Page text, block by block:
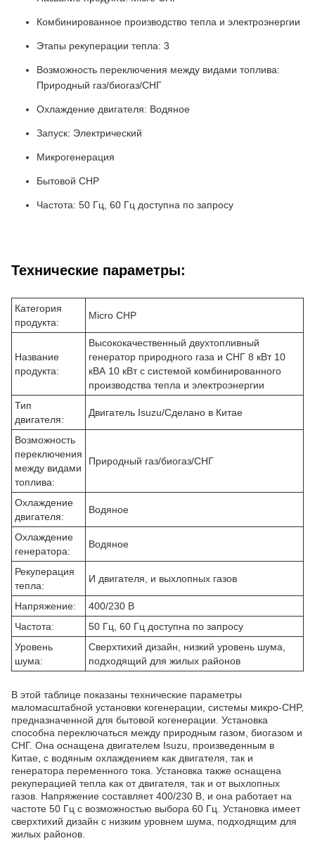
Комбинированное производство тепла и электроэнергии
Этапы рекуперации тепла: 3
Возможность переключения между видами топлива:
Природный газ/биогаз/СНГ
Охлаждение двигателя: Водяное
Запуск: Электрический
Микрогенерация
Бытовой CHP
Частота: 50 Гц, 60 Гц доступна по запросу
Технические параметры:
Категория
продукта:
Micro CHP
Название
продукта:
Высококачественный двухтопливный
генератор природного газа и СНГ 8 кВт 10
кВА 10 кВт с системой комбинированного
производства тепла и электроэнергии
Тип
двигателя:
Двигатель Isuzu/Сделано в Китае
Возможность
переключения
между видами
топлива:
Природный газ/биогаз/СНГ
Охлаждение
двигателя:
Водяное
Охлаждение
генератора:
Водяное
Рекуперация
тепла:
И двигателя, и выхлопных газов
Напряжение:
400/230 В
Частота:
50 Гц, 60 Гц доступна по запросу
Уровень
шума:
Сверхтихий дизайн, низкий уровень шума,
подходящий для жилых районов
В этой таблице показаны технические параметры
маломасштабной установки когенерации, системы микро-CHP,
предназначенной для бытовой когенерации. Установка
способна переключаться между природным газом, биогазом и
СНГ. Она оснащена двигателем Isuzu, произведенным в
Китае, с водяным охлаждением как двигателя, так и
генератора переменного тока. Установка также оснащена
рекуперацией тепла как от двигателя, так и от выхлопных
газов. Напряжение составляет 400/230 В, и она работает на
частоте 50 Гц с возможностью выбора 60 Гц. Установка имеет
сверхтихий дизайн с низким уровнем шума, подходящим для
жилых районов.